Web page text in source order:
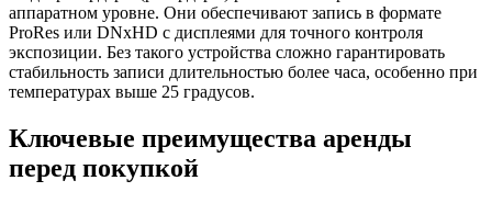
аппаратном уровне. Они обеспечивают запись в формате
ProRes или DNxHD с дисплеями для точного контроля
экспозиции. Без такого устройства сложно гарантировать
стабильность записи длительностью более часа, особенно при
температурах выше 25 градусов.
Ключевые преимущества аренды
перед покупкой